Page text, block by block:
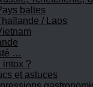
baltes
/ Laos
…
intox ?
et astuces